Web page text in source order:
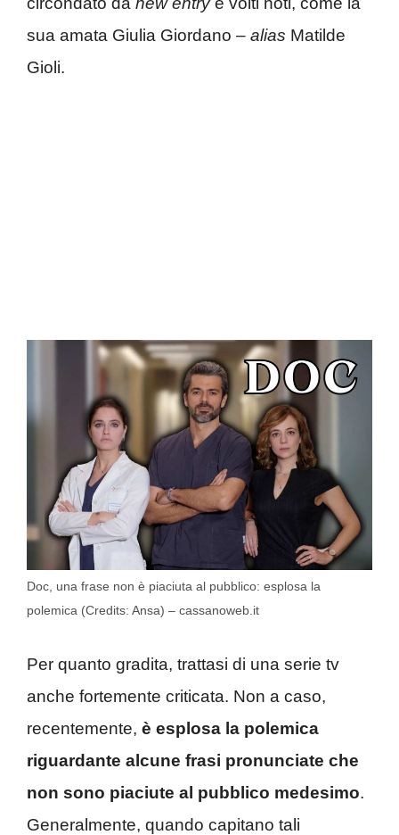
sua amata Giulia Giordano – alias Matilde
Gioli.
Doc, una frase non è piaciuta al pubblico: esplosa la
polemica (Credits: Ansa) – cassanoweb.it
Per quanto gradita, trattasi di una serie tv
anche fortemente criticata. Non a caso,
recentemente, è esplosa la polemica
riguardante alcune frasi pronunciate che
non sono piaciute al pubblico medesimo.
Generalmente, quando capitano tali